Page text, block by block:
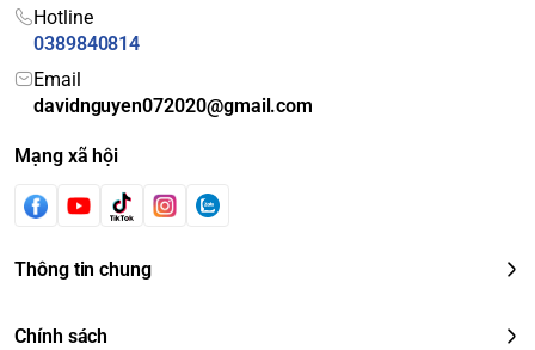
Hotline
0389840814
Email
davidnguyen072020@gmail.com
Mạng xã hội
Thông tin chung
Chính sách